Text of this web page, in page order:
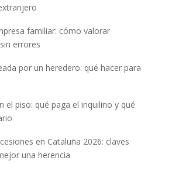
familiar: cómo valorar
errores
por un heredero: qué hacer para
el piso: qué paga el inquilino y qué
en Cataluña 2026: claves
una herencia